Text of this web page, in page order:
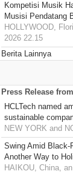
Kompetisi Musik
Musisi Pendatang
HOLLYWOOD,
2026 22.15
Berita Lainnya
Press Release
HCLTech named
sustainable
NEW YORK and
Swing Amid
Another Way to
HAIKOU, China,